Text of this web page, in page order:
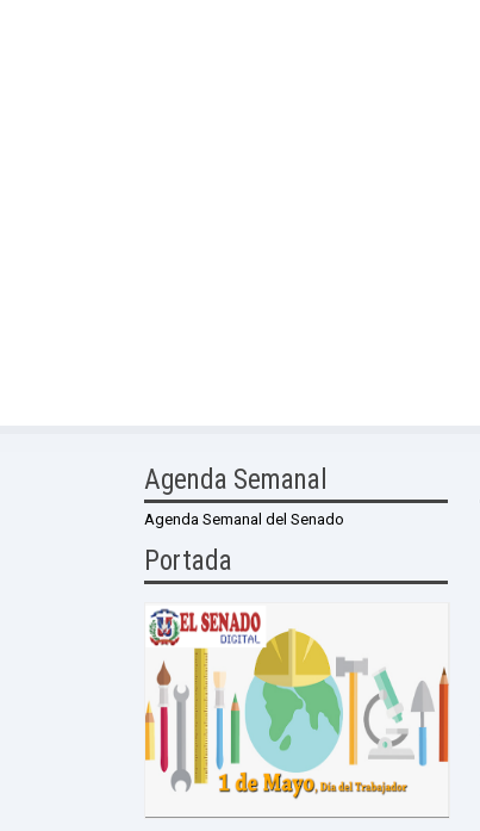
Agenda Semanal
Agenda Semanal del Senado
Portada